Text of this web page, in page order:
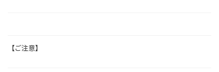
【ご注意】